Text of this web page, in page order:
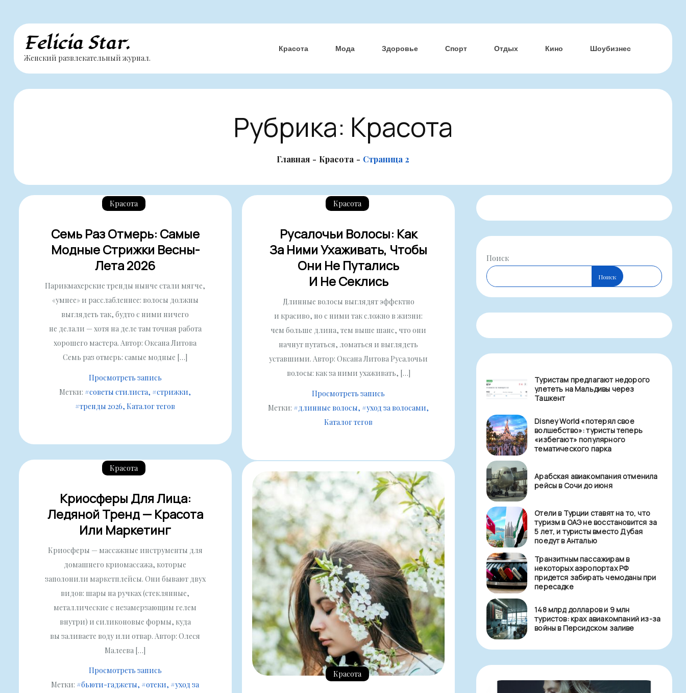
Перейти
содержимому
Felicia Star.
Женский развлекательный журнал.
Красота Мода Здоровье Спорт Отдых Кино Шоубизнес
Рубрика: Красота
Главная Красота Страница 2
Красота
Семь Раз Отмерь: Самые
Модные Стрижки Весны-
Лета 2026
Парикмахерские тренды нынче стали мягче,
«умнее» и расслабленнее: волосы должны
выглядеть так, будто с ними ничего
не делали — хотя на деле там точная работа
хорошего мастера. Автор: Оксана Литова
Семь раз отмерь: самые модные […]
Просмотреть запись
Метки: #советы стилиста #стрижки
#тренды 2026 Каталог тегов
Красота
Русалочьи Волосы: Как
За Ними Ухаживать, Чтобы
Они Не Путались
И Не Секлись
Длинные волосы выглядят эффектно
и красиво, но с ними так сложно в жизни:
чем больше длина, тем выше шанс, что они
начнут путаться, ломаться и выглядеть
уставшими. Автор: Оксана Литова Русалочьи
волосы: как за ними ухаживать, […]
Просмотреть запись
Метки: #длинные волосы #уход за волосами
Каталог тегов
Красота
Криосферы Для Лица:
Ледяной Тренд — Красота
Или Маркетинг
Криосферы — массажные инструменты для
домашнего криомассажа, которые
заполонили маркетплейсы. Они бывают двух
видов: шары на ручках (стеклянные,
металлические с незамерзающим гелем
внутри) и силиконовые формы, куда
вы заливаете воду или отвар. Автор: Олеся
Малеева […]
Просмотреть запись
Метки: #бьюти-гаджеты #отеки #уход за
Красота
Поиск
Поиск
Туристам предлагают недорого
улететь на Мальдивы через
Ташкент
Disney World «потерял свое
волшебство»: туристы теперь
«избегают» популярного
тематического парка
Арабская авиакомпания отменила
рейсы в Сочи до июня
Отели в Турции ставят на то, что
туризм в ОАЭ не восстановится за
5 лет, и туристы вместо Дубая
поедут в Анталью
Транзитным пассажирам в
некоторых аэропортах РФ
придется забирать чемоданы при
пересадке
148 млрд долларов и 9 млн
туристов: крах авиакомпаний из-за
войны в Персидском заливе